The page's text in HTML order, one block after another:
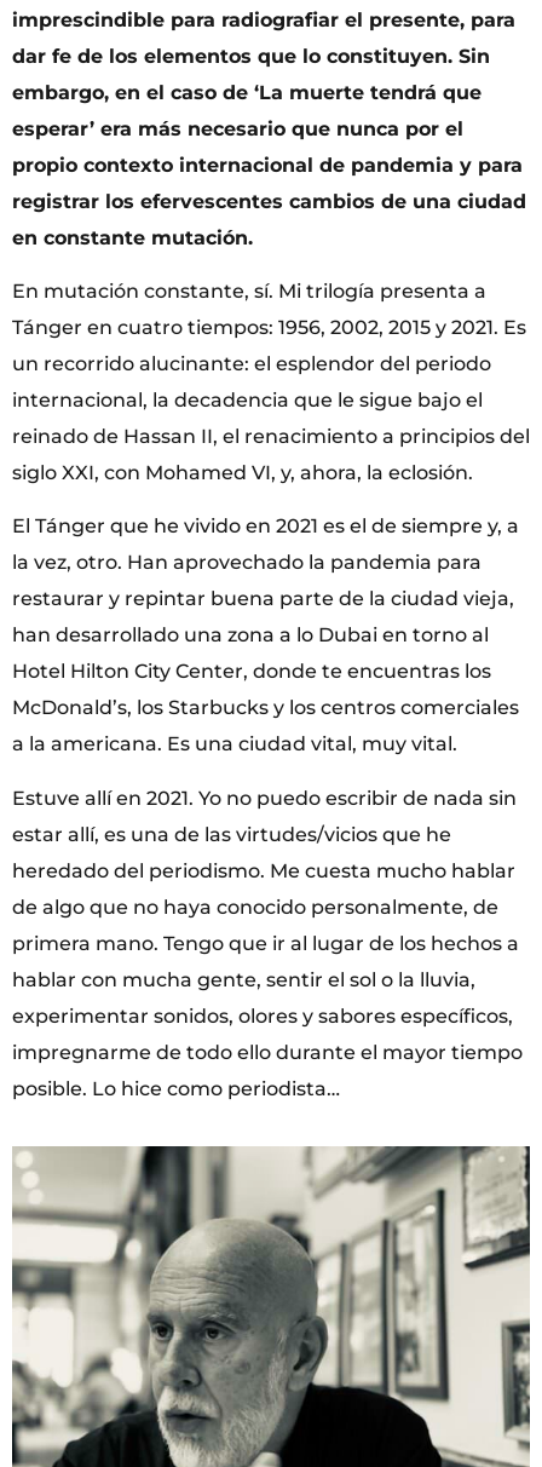
imprescindible para radiografiar el presente, para
dar fe de los elementos que lo constituyen. Sin
embargo, en el caso de ‘La muerte tendrá que
esperar’ era más necesario que nunca por el
propio contexto internacional de pandemia y para
registrar los efervescentes cambios de una ciudad
en constante mutación.
En mutación constante, sí. Mi trilogía presenta a
Tánger en cuatro tiempos: 1956, 2002, 2015 y 2021. Es
un recorrido alucinante: el esplendor del periodo
internacional, la decadencia que le sigue bajo el
reinado de Hassan II, el renacimiento a principios del
siglo XXI, con Mohamed VI, y, ahora, la eclosión.
El Tánger que he vivido en 2021 es el de siempre y, a
la vez, otro. Han aprovechado la pandemia para
restaurar y repintar buena parte de la ciudad vieja,
han desarrollado una zona a lo Dubai en torno al
Hotel Hilton City Center, donde te encuentras los
McDonald’s, los Starbucks y los centros comerciales
a la americana. Es una ciudad vital, muy vital.
Estuve allí en 2021. Yo no puedo escribir de nada sin
estar allí, es una de las virtudes/vicios que he
heredado del periodismo. Me cuesta mucho hablar
de algo que no haya conocido personalmente, de
primera mano. Tengo que ir al lugar de los hechos a
hablar con mucha gente, sentir el sol o la lluvia,
experimentar sonidos, olores y sabores específicos,
impregnarme de todo ello durante el mayor tiempo
posible. Lo hice como periodista…